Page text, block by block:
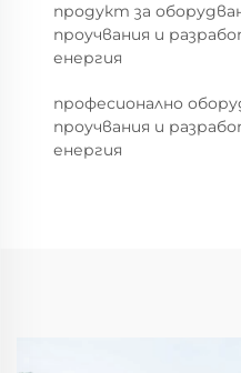
продукт за
проучвания и
енергия
професионално
проучвания и
енергия